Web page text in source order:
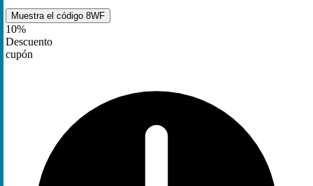
Muestra el código 8WF
10%
Descuento
cupón